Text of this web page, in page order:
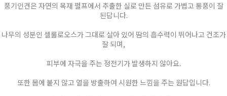
풍기인견은 자연의 목재 펄프에서 추출한 실로 만든 섬유로 가볍고 통풍이 잘
된답니다.
나무의 성분인 셀룰로오스가 그대로 살아 있어 땀의 흡수력이 뛰어나고 건조가
잘 되며,
피부에 자극을 주는 정전기가 발생하지 않아요.
또한 몸에 붙지 않고 열을 방출하여 시원한 느낌을 주는 원답입니다.